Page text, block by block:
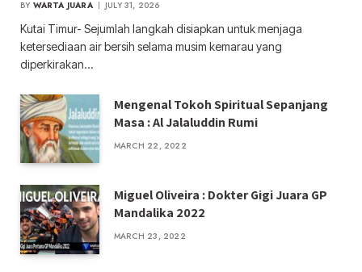
BY WARTA JUARA JULY 31, 2026
Kutai Timur- Sejumlah langkah disiapkan untuk menjaga
ketersediaan air bersih selama musim kemarau yang
diperkirakan…
Mengenal Tokoh Spiritual Sepanjang
Masa : Al Jalaluddin Rumi
MARCH 22, 2022
Miguel Oliveira : Dokter Gigi Juara GP
Mandalika 2022
MARCH 23, 2022